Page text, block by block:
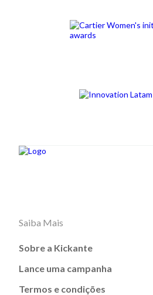
Saiba Mais
Sobre a Kickante
Lance uma campanha
Termos e condições